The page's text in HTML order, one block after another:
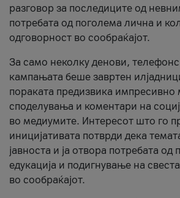
разговор за последиците од
потребата од поголема лична и
одговорност во сообраќајот.
За само неколку денови,
кампањата беше завртен
пораката предизвика импресивно
споделувања и коментари на
во медиумите. Интересот што го
иницијативата потврди дека
јавноста и ја отвора потребата од
едукација и подигнување на
во сообраќајот.